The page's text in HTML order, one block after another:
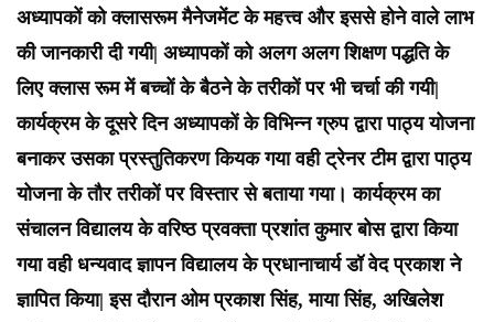
अध्यापकों को क्लासरूम मैनेजमेंट के महत्त्व और इससे होने वाले लाभ
की जानकारी दी गयी| अध्यापकों को अलग अलग शिक्षण पद्धति के
लिए क्लास रूम में बच्चों के बैठने के तरीकों पर भी चर्चा की गयी|
कार्यक्रम के दूसरे दिन अध्यापकों के विभिन्न ग्रुप द्वारा पाठ्य योजना
बनाकर उसका प्रस्तुतिकरण कियक गया वही ट्रेनर टीम द्वारा पाठ्य
योजना के तौर तरीकों पर विस्तार से बताया गया। कार्यक्रम का
संचालन विद्यालय के वरिष्ठ प्रवक्ता प्रशांत कुमार बोस द्वारा किया
गया वही धन्यवाद ज्ञापन विद्यालय के प्रधानाचार्य डॉ वेद प्रकाश ने
ज्ञापित किया| इस दौरान ओम प्रकाश सिंह, माया सिंह, अखिलेश